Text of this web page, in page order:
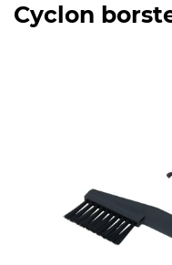
Cyclon